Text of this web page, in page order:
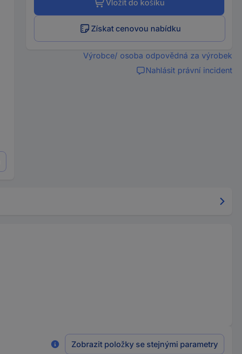
Vložit do košíku
Získat cenovou nabídku
Výrobce/ osoba odpovědná za výrobek
Nahlásit právní incident
Zobrazit položky se stejnými parametry